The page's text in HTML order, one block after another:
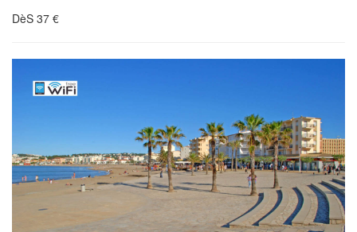
DèS 37 €